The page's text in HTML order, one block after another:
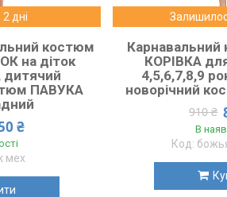
дні
костюм
на діток
дитячий
ПАВУКА
₴
мех
КОРІВКА
4,5,6,7,8,9
новорічний
910 ₴
В